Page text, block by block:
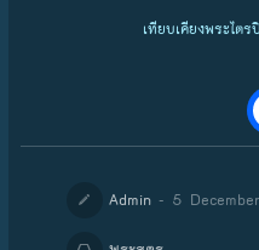
เทียบเคียงพระไต
Admin- 5